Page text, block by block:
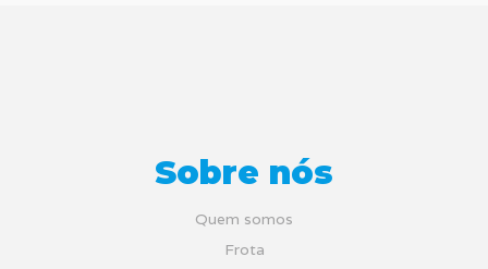
Sobre nós
Quem somos
Frota